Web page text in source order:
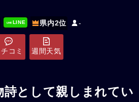
LINE 県内2位 -
コミ 週間天気
詩として親しまれてい